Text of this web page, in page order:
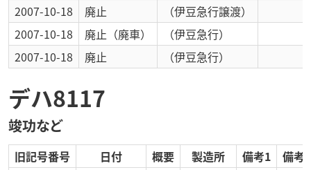
2007-10-18
廃止
（伊豆急行譲渡）
2007-10-18
廃止 （廃車）
（伊豆急行）
2007-10-18
廃止 （伊豆急行）
デハ8117
竣功など
旧記号番号 日付 概要 製造所 備考1
備考2